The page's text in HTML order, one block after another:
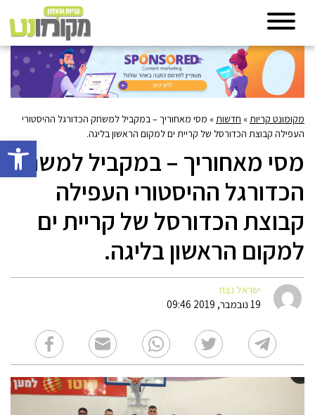
פתח
מקומונט קריות » חדשות » מסי מאחוריך – במקביל למשחק הכדורגל ההיסטורי
העפילה קבוצת הכדורסל של קריית ים למקום הראשון בליגה.
מסי מאחוריך – במקביל למשחק
הכדורגל ההיסטורי העפילה
קבוצת הכדורסל של קריית ים
למקום הראשון בליגה.
ישראל נצח
19 נובמבר, 2019 09:46